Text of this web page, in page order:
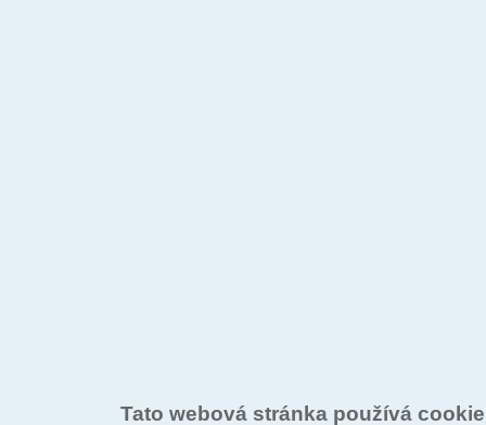
Tato webová stránka používá